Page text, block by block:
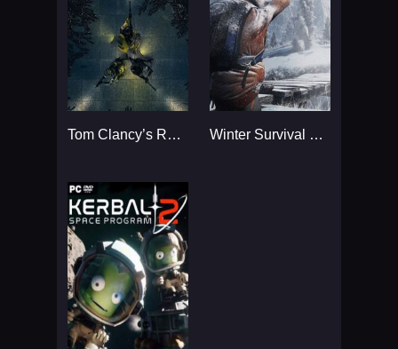
Tom Clancy’s Rainbow Six Winter Survival Simulator